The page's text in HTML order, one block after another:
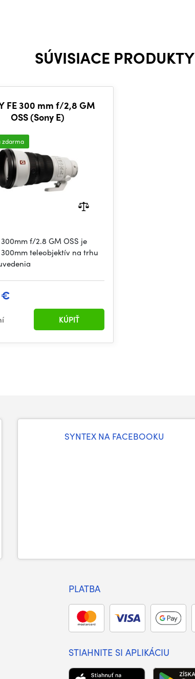
SÚVISIACE PRODUKTY
FE 300 mm f/2,8 GM
OSS (Sony E)
zdarma
300mm f/2.8 GM OSS je
teleobjektív na trhu
€
KÚPIŤ
SYNTEX NA FACEBOOKU
PLATBA
STIAHNITE SI APLIKÁCIU